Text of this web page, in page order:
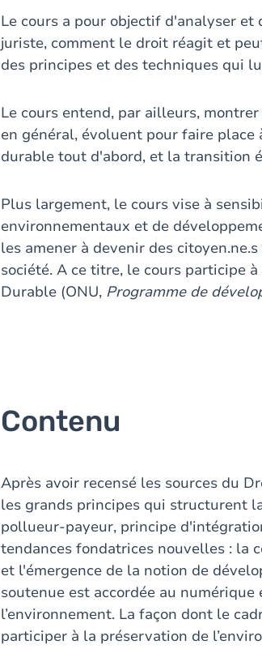
Le cours a pour objectif d'analyser
juriste, comment le droit réagit et
des principes et des techniques qui
Le cours entend, par ailleurs,
en général, évoluent pour faire
durable tout d'abord, et la transition
Plus largement, le cours vise à
environnementaux et de
les amener à devenir des
société. A ce titre, le cours participe
Durable (ONU, Programme de
Contenu
Après avoir recensé les sources du
les grands principes qui structurent
pollueur-payeur, principe
tendances fondatrices nouvelles : la
et l'émergence de la notion de
soutenue est accordée au
l’environnement. La façon dont le
participer à la préservation de